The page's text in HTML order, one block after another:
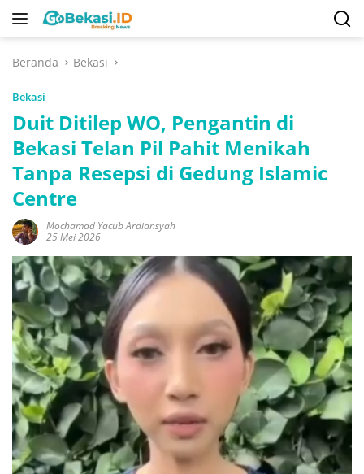
Langsung
Beranda
Bekasi
Bekasi
Duit Ditilep WO, Pengantin di
Bekasi Telan Pil Pahit Menikah
Tanpa Resepsi di Gedung Islamic
Centre
Mochamad Yacub Ardiansyah
25 Mei 2026